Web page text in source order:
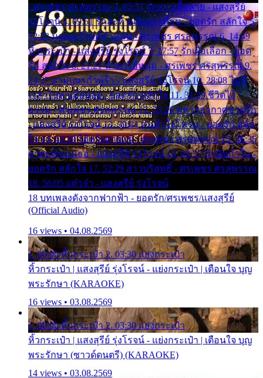
- ศรเพชร ศรสุพรรณ 3. 05:57 รักสาวเสื้อลาย - แสงสุรีย์
รุ่งโรจน์ 4. 09:51 รักสะท้านดินสะเทือน - ยอดรัก สลักใจ 5.
12:23 มอเตอร์ไซค์ทำหล่น - ศรเพชร ศรสุพรรณ 6. 14:49
หิ้วกระเป๋า - แสงสุรีย์ รุ่งโรจน์ 7. 17:57 รักเผื่อเลือก - ยอด
รัก สลักใจ 8. 21:21 น้ำตาไอ้หนุ่ม - ศรเพชร ศรสุพรรณ 9.
24:27 สามเณรกำพร้า - แสงสุรีย์ รุ่งโรจน์ 10. 28:08 ไม่มี
เวลาไปหาเมียน้อย - ยอดรัก สลักใจ 11. 31:29 ชีวิตไอ้
ธรรม - ศรเพชร ศรสุพรรณ 12. 35:26 ทหารอากาศขาดรัก
- แสงสุรีย์ รุ่งโรจน์ 13. 39:01 คนหัวใจโทรม - ยอดรัก สลัก
ใจ 14. 42:49 ไอ้หวังตายแน่ - ศรเพชร ศรสุพรรณ 15. 46:35
ธาตุแท้ของเธอ - แสงสุรีย์ รุ่งโรจน์ 16. 49:57 กำนันกำใน -
ยอดรัก สลักใจ 17. 52:29 สาวบริสุทธิ์ - ศรเพชร ศรสุพรรณ
18. 56:05 แต๋วจ๋า - แสงสุรีย์ รุ่งโรจน์
18 บทเพลงดังจากฟากฟ้า - ยอดรัก/ศรเพชร/แสงสุรีย์
(Official Audio)
16 views • 04.08.2569
1. 00:00 หิ้วกระเป๋า 2. 03:30 แย่งกระเป๋า
หิ้วกระเป๋า | แสงสุรีย์ รุ่งโรจน์ - แย่งกระเป๋า | เตือนใจ บุญ
พระรักษา (KARAOKE)
16 views • 03.08.2569
1. 00:00 หิ้วกระเป๋า 2. 03:30 แย่งกระเป๋า
หิ้วกระเป๋า | แสงสุรีย์ รุ่งโรจน์ - แย่งกระเป๋า | เตือนใจ บุญ
พระรักษา (ซาวด์ดนตรี) (KARAOKE)
14 views • 03.08.2569